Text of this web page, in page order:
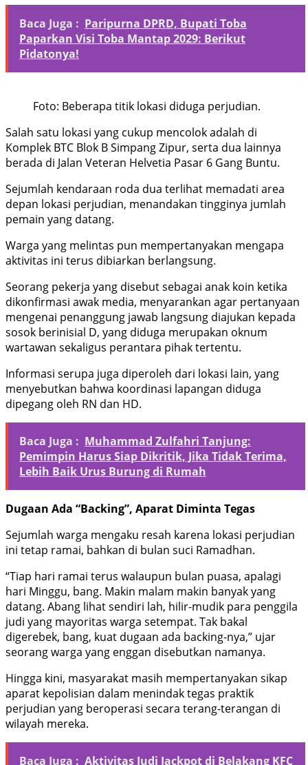
Baca Juga : Paripurna DPRD, Bupati Toba
Paparkan Visi Toba Mantap 2029: Berikut
Pidatonya!
Foto: Beberapa titik lokasi diduga perjudian.
Salah satu lokasi yang cukup mencolok adalah di
Komplek BTC Blok B Simpang Zipur, serta dua lainnya
berada di Jalan Veteran Helvetia Pasar 6 Gang Buntu.
Sejumlah kendaraan roda dua terlihat memadati area
depan lokasi perjudian, menandakan tingginya jumlah
pemain yang datang.
Warga yang melintas pun mempertanyakan mengapa
aktivitas ini terus dibiarkan berlangsung.
Seorang pekerja yang disebut sebagai anak koin ketika
dikonfirmasi awak media, menyarankan agar pertanyaan
mengenai penanggung jawab langsung diajukan kepada
sosok berinisial D, yang diduga merupakan oknum
wartawan sekaligus perantara pihak tertentu.
Informasi serupa juga diperoleh dari lokasi lain, yang
menyebutkan bahwa koordinasi lapangan diduga
dipegang oleh RN dan HD.
Baca Juga : Muhammad Zulfahri Tanjung:
Pemimpin Harus Siap Dikritik, Jika Tidak Terima,
Lebih Baik Urus Burung di Rumah
Dugaan Ada “Backing”, Aparat Diminta Tegas
Sejumlah warga mengaku resah karena lokasi perjudian
ini tetap ramai, bahkan di bulan suci Ramadhan.
“Tiap hari ramai terus walaupun bulan puasa, apalagi
hari Minggu, bang. Makin malam makin banyak yang
datang. Abang lihat sendiri lah, hilir-mudik para penggila
judi yang mayoritas warga setempat. Tak bakal
digerebek, bang, kuat dugaan ada backing-nya,” ujar
seorang warga yang enggan disebutkan namanya.
Hingga kini, masyarakat masih mempertanyakan sikap
aparat kepolisian dalam menindak tegas praktik
perjudian yang beroperasi secara terang-terangan di
wilayah mereka.
Baca Juga : Aktivitas Judi Jackpot di Belakang KFC